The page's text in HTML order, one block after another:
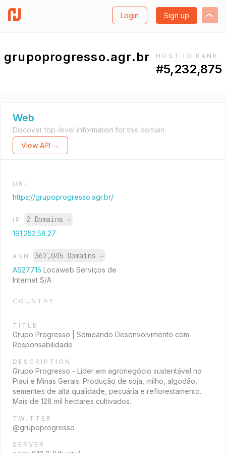
Login Sign up
grupoprogresso.agr.br HOST.IO RANK
#5,232,875
Web
Discover top-level information for this domain.
View API →
URL
https://grupoprogresso.agr.br/
IP 2 Domains →
191.252.58.27
ASN 367,045 Domains →
AS27715 Locaweb Serviços de
Internet S/A
COUNTRY
TITLE
Grupo Progresso | Semeando Desenvolvimento com
Responsabilidade
DESCRIPTION
Grupo Progresso - Líder em agronegócio sustentável no
Piauí e Minas Gerais. Produção de soja, milho, algodão,
sementes de alta qualidade, pecuária e reflorestamento.
Mais de 128 mil hectares cultivados.
TWITTER
@grupoprogresso
SERVER